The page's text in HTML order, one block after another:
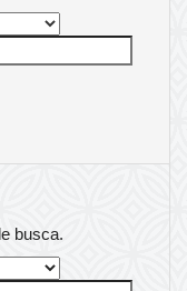
busca.